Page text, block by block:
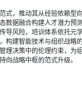
式，推动其从经验依赖型
数据融合构建人才潜力预
导风险，培训体系依托元
构建智能技术与组织战略
理决策中的伦理约束，为
向战略中枢的范式升级。